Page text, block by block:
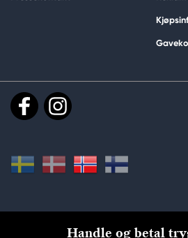
Handle og betal